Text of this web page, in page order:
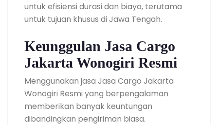
untuk efisiensi durasi dan biaya, terutama
untuk tujuan khusus di Jawa Tengah.
Keunggulan Jasa Cargo
Jakarta Wonogiri Resmi
Menggunakan jasa Jasa Cargo Jakarta
Wonogiri Resmi yang berpengalaman
memberikan banyak keuntungan
dibandingkan pengiriman biasa.